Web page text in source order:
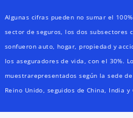
Algunas cifras pueden no sumar el
sector de seguros, los dos subsectores
sonfueron auto, hogar, propiedad y
los aseguradores de vida, con el 30%.
muestrarepresentados según la sede
Reino Unido, seguidos de China, India y